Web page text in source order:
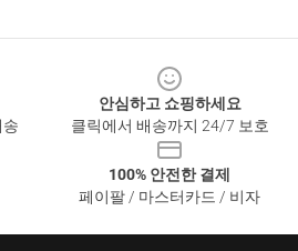
안심하고 쇼핑하세요
클릭에서 배송까지 24/7 보호
100% 안전한 결제
페이팔 / 마스터카드 / 비자